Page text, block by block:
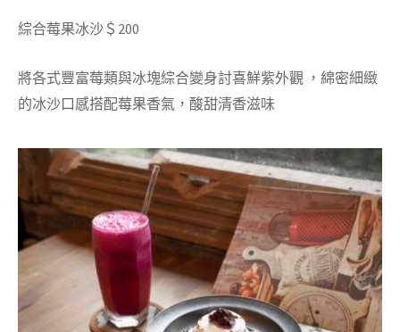
綜合莓果冰沙＄ 200
將各式豐富莓類與冰塊綜合變身討喜鮮紫外觀 ，綿密細緻
的冰沙口感搭配莓果香氣，酸甜清香滋味